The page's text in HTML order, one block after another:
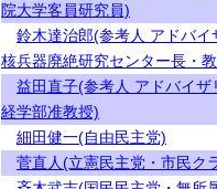
院大学客員研究員)
鈴木達治郎(参考人 アドバ
核兵器廃絶研究センター長・
益田直子(参考人 アドバイ
経学部准教授)
細田健一(自由民主党)
菅直人(立憲民主党・市民ク